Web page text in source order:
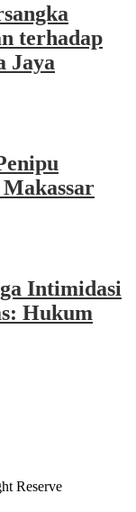
terhadap
Jaya
Intimidasi
Hukum
Reserve